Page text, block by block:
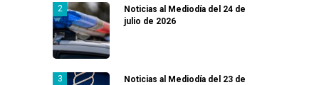
Noticias al Mediodía del 24 de
julio de 2026
Noticias al Mediodía del 23 de